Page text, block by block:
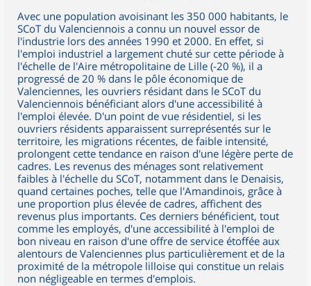
Avec une population avoisinant les 350 000 habitants, le
SCoT du Valenciennois a connu un nouvel essor de
l'industrie lors des années 1990 et 2000. En effet, si
l'emploi industriel a largement chuté sur cette période à
l'échelle de l'Aire métropolitaine de Lille (-20 %), il a
progressé de 20 % dans le pôle économique de
Valenciennes, les ouvriers résidant dans le SCoT du
Valenciennois bénéficiant alors d'une accessibilité à
l'emploi élevée. D'un point de vue résidentiel, si les
ouvriers résidents apparaissent surreprésentés sur le
territoire, les migrations récentes, de faible intensité,
prolongent cette tendance en raison d'une légère perte de
cadres. Les revenus des ménages sont relativement
faibles à l'échelle du SCoT, notamment dans le Denaisis,
quand certaines poches, telle que l'Amandinois, grâce à
une proportion plus élevée de cadres, affichent des
revenus plus importants. Ces derniers bénéficient, tout
comme les employés, d'une accessibilité à l'emploi de
bon niveau en raison d'une offre de service étoffée aux
alentours de Valenciennes plus particulièrement et de la
proximité de la métropole lilloise qui constitue un relais
non négligeable en termes d'emplois.